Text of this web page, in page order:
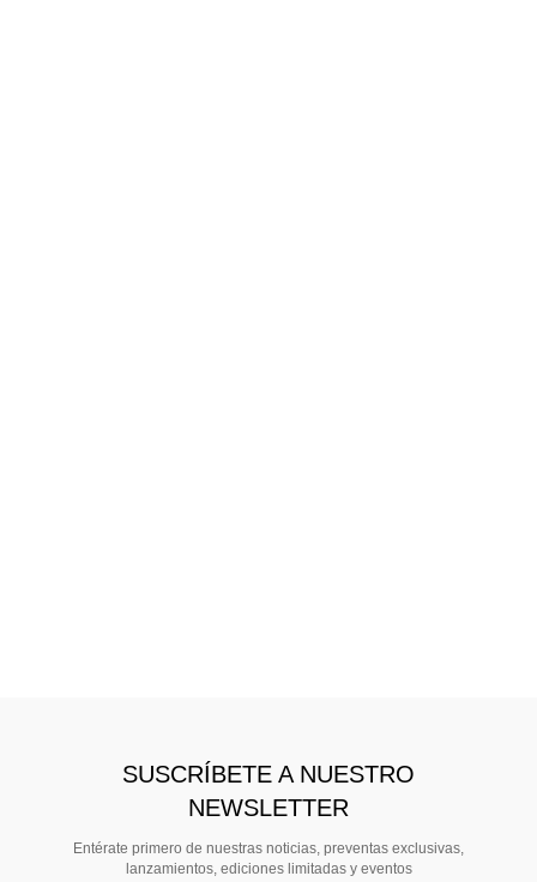
SUSCRÍBETE A NUESTRO
NEWSLETTER
Entérate primero de nuestras noticias, preventas exclusivas,
lanzamientos, ediciones limitadas y eventos